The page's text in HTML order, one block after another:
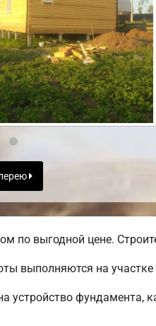
по выгодной цене.
выполняются на участке
устройство фундамента,